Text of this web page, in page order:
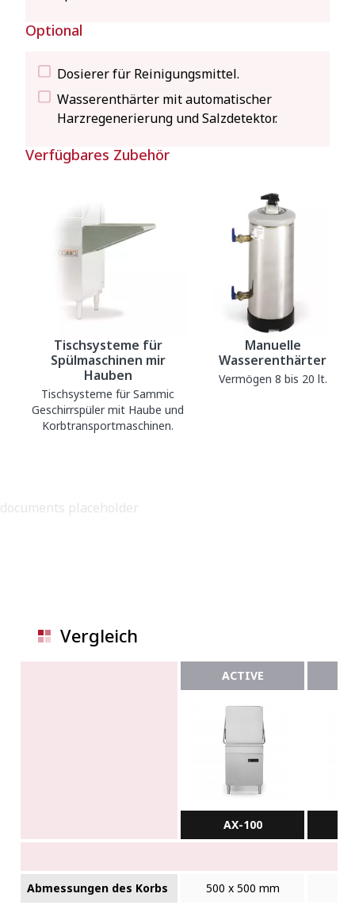
Optional
Dosierer für Reinigungsmittel.
Wasserenthärter mit automatischer
Harzregenerierung und Salzdetektor.
Verfügbares Zubehör
Tischsysteme für
Spülmaschinen mir
Hauben
Tischsysteme für Sammic
Geschirrspüler mit Haube und
Korbtransportmaschinen.
Manuelle
Wasserenthärter
Vermögen 8 bis 20 lt.
documents placeholder
Vergleich
ACTIVE
AX-100
Abmessungen des Korbs 500 x 500 mm